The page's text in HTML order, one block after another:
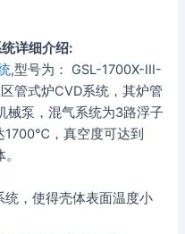
详细介绍:
,型号为： GSL-1700X-III-
管式炉CVD系统，其炉管
械泵，混气系统为3路浮子
1700℃，真空度可达到
，使得壳体表面温度小